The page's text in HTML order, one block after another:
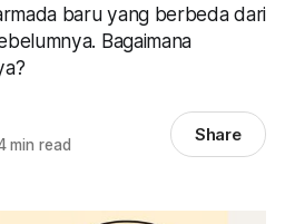
baru yang berbeda dari
Bagaimana
min read Share